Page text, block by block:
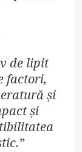
de lipit
factori,
și
și